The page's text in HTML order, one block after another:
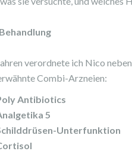
verordnete ich Nico
Combi-Arzneien:
Antibiotics
5
Unterfunktion